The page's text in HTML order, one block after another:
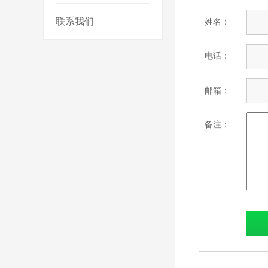
联系我们 姓名：
电话：
邮箱：
备注：